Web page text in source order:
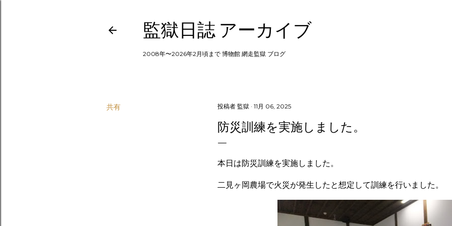
監獄日誌 アーカイブ
2008年〜2026年2月頃まで 博物館 網走監獄 ブログ
共有 投稿者 監獄 11月 06, 2025
防災訓練を実施しました。
本日は防災訓練を実施しました。
二見ヶ岡農場で火災が発生したと想定して訓練を行いました。